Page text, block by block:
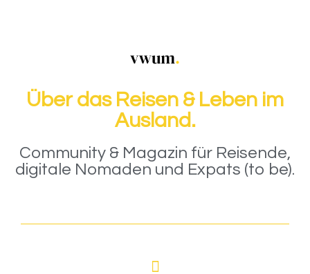
Über das Reisen & Leben im
Ausland.
Community & Magazin für Reisende,
digitale Nomaden und Expats (to be).